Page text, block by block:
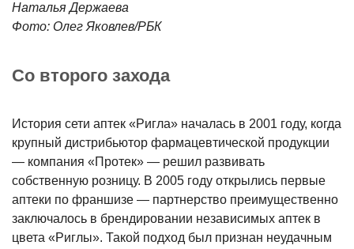
Наталья Держаева
Фото: Олег Яковлев/РБК
Со второго захода
История сети аптек «Ригла» началась в 2001 году, когда
крупный дистрибьютор фармацевтической продукции
— компания «Протек» — решил развивать
собственную розницу. В 2005 году открылись первые
аптеки по франшизе — партнерство преимущественно
заключалось в брендировании независимых аптек в
цвета «Риглы». Такой подход был признан неудачным